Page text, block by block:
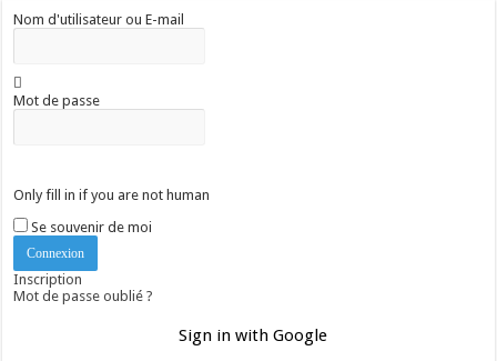
Nom d'utilisateur ou E-mail
Mot de passe
Only fill in if you are not human
Se souvenir de moi
Inscription
Mot de passe oublié ?
Sign in with Google